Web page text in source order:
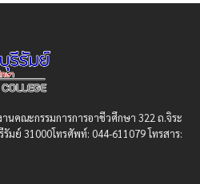
นคณะกรรมการการอาชีวศึกษา 322 ถ.จิระ
รัมย์ 31000โทรศัพท์: 044-611079 โทรสาร: